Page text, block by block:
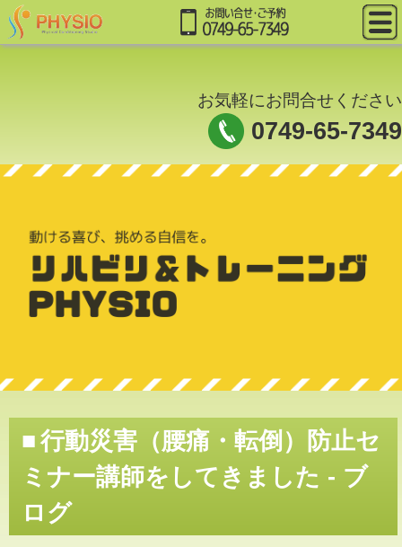
お気軽にお問合せください
0749-65-7349
行動災害（腰痛・転倒）防止セ
ミナー講師をしてきました - ブ
ログ